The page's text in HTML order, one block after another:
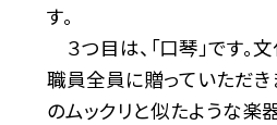
す。
３つ目は、「口琴」です。
職員全員に贈っていただき
のムックリと似たような楽